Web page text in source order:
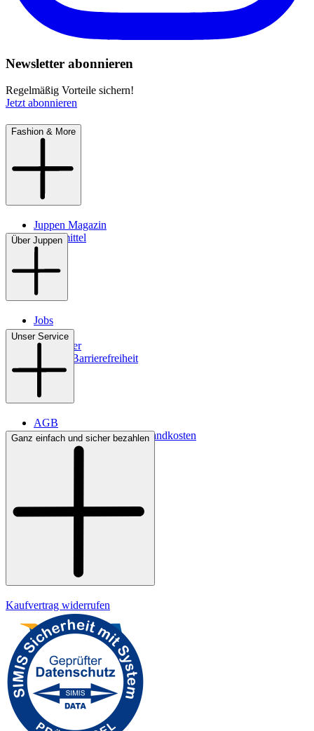
Newsletter abonnieren
Regelmäßig Vorteile sichern!
Jetzt abonnieren
Fashion & More
Juppen Magazin
Pflegemittel
Über Juppen
Jobs
Filialen
Newsletter
Digitale Barrierefreiheit
Unser Service
AGB
Lieferbedingungen & Versandkosten
Bezahlung
Ganz einfach und sicher bezahlen
Kaufvertrag widerrufen